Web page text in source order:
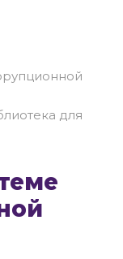
для